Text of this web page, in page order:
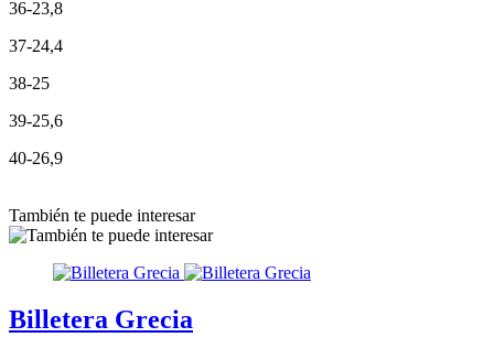
36-23,8
37-24,4
38-25
39-25,6
40-26,9
También te puede interesar
Billetera Grecia